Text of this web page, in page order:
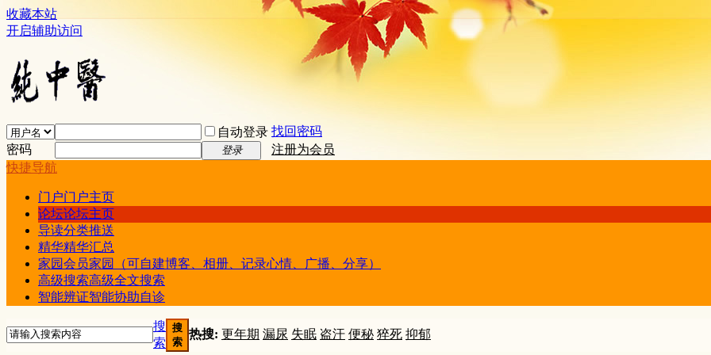
收藏本站
开启辅助访问
自动登录 找回密码
密码
登录
注册为会员
快捷导航
门户门户主页
论坛论坛主页
导读分类推送
精华精华汇总
家园会员家园（可自建博客、相册、记录心情、广播、分享）
高级搜索高级全文搜索
智能辨证智能协助自诊
搜
索
搜
索
热搜: 更年期 漏尿 失眠 盗汗 便秘 猝死 抑郁